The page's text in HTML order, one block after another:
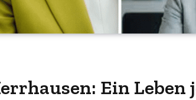
Ein Leben